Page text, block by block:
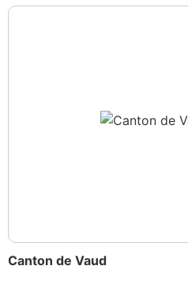
Canton de Vaud